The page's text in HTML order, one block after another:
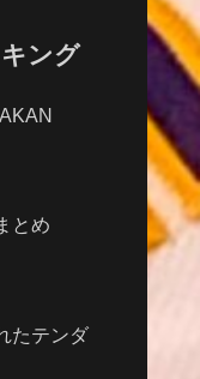
ング
とめ
たテンダ